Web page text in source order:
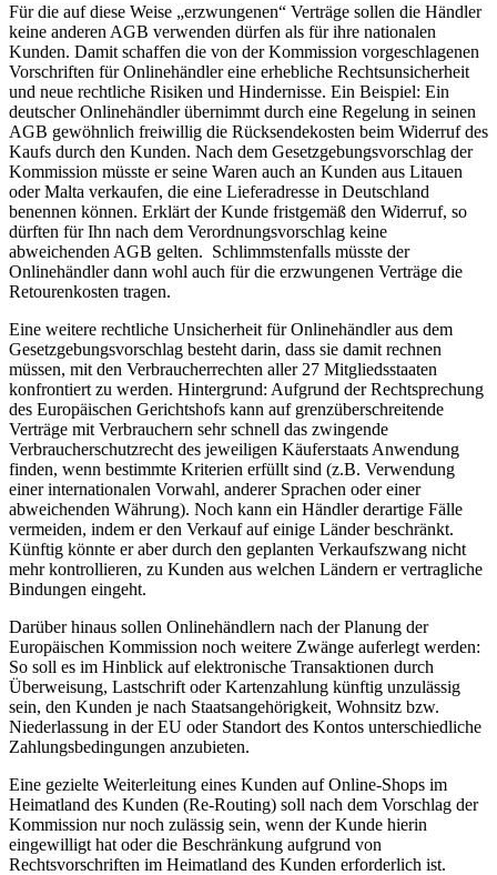
Für die auf diese Weise „erzwungenen“ Verträge sollen die Händler
keine anderen AGB verwenden dürfen als für ihre nationalen
Kunden. Damit schaffen die von der Kommission vorgeschlagenen
Vorschriften für Onlinehändler eine erhebliche Rechtsunsicherheit
und neue rechtliche Risiken und Hindernisse. Ein Beispiel: Ein
deutscher Onlinehändler übernimmt durch eine Regelung in seinen
AGB gewöhnlich freiwillig die Rücksendekosten beim Widerruf des
Kaufs durch den Kunden. Nach dem Gesetzgebungsvorschlag der
Kommission müsste er seine Waren auch an Kunden aus Litauen
oder Malta verkaufen, die eine Lieferadresse in Deutschland
benennen können. Erklärt der Kunde fristgemäß den Widerruf, so
dürften für Ihn nach dem Verordnungsvorschlag keine
abweichenden AGB gelten. Schlimmstenfalls müsste der
Onlinehändler dann wohl auch für die erzwungenen Verträge die
Retourenkosten tragen.
Eine weitere rechtliche Unsicherheit für Onlinehändler aus dem
Gesetzgebungsvorschlag besteht darin, dass sie damit rechnen
müssen, mit den Verbraucherrechten aller 27 Mitgliedsstaaten
konfrontiert zu werden. Hintergrund: Aufgrund der Rechtsprechung
des Europäischen Gerichtshofs kann auf grenzüberschreitende
Verträge mit Verbrauchern sehr schnell das zwingende
Verbraucherschutzrecht des jeweiligen Käuferstaats Anwendung
finden, wenn bestimmte Kriterien erfüllt sind (z.B. Verwendung
einer internationalen Vorwahl, anderer Sprachen oder einer
abweichenden Währung). Noch kann ein Händler derartige Fälle
vermeiden, indem er den Verkauf auf einige Länder beschränkt.
Künftig könnte er aber durch den geplanten Verkaufszwang nicht
mehr kontrollieren, zu Kunden aus welchen Ländern er vertragliche
Bindungen eingeht.
Darüber hinaus sollen Onlinehändlern nach der Planung der
Europäischen Kommission noch weitere Zwänge auferlegt werden:
So soll es im Hinblick auf elektronische Transaktionen durch
Überweisung, Lastschrift oder Kartenzahlung künftig unzulässig
sein, den Kunden je nach Staatsangehörigkeit, Wohnsitz bzw.
Niederlassung in der EU oder Standort des Kontos unterschiedliche
Zahlungsbedingungen anzubieten.
Eine gezielte Weiterleitung eines Kunden auf Online-Shops im
Heimatland des Kunden (Re-Routing) soll nach dem Vorschlag der
Kommission nur noch zulässig sein, wenn der Kunde hierin
eingewilligt hat oder die Beschränkung aufgrund von
Rechtsvorschriften im Heimatland des Kunden erforderlich ist.